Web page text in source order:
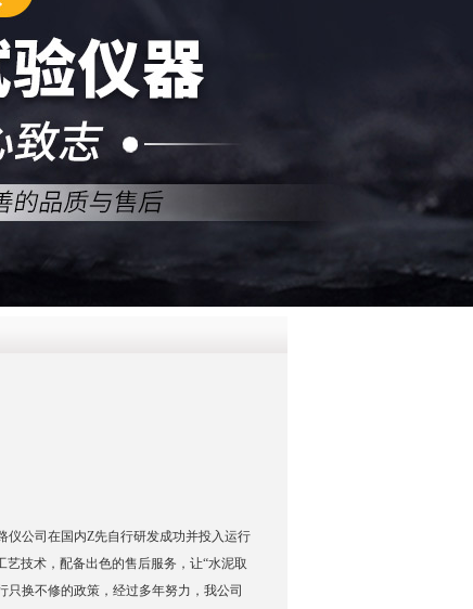
在线咨
QQ
仪公司在国内Z先自行研发成功并投入运行
技术，配备出色的售后服务，让“水泥取
换不修的政策，经过多年努力，我公司